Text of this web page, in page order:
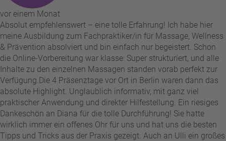
vor einem Monat
Absolut empfehlenswert – eine tolle Erfahrung! Ich habe hier
meine Ausbildung zum Fachpraktiker/in für Massage, Wellness
& Prävention absolviert und bin einfach nur begeistert. Schon
die Online-Vorbereitung war klasse: Super strukturiert, und alle
Inhalte zu den einzelnen Massagen standen vorab perfekt zur
Verfügung. ​Die 4 Präsenztage vor Ort in Berlin waren dann das
absolute Highlight. Unglaublich informativ, mit ganz viel
praktischer Anwendung und direkter Hilfestellung. Ein riesiges
Dankeschön an Diana für die tolle Durchführung! Sie hatte
wirklich immer ein offenes Ohr für uns und hat uns die besten
Tipps und Tricks aus der Praxis gezeigt. Auch an Ulli ein großes